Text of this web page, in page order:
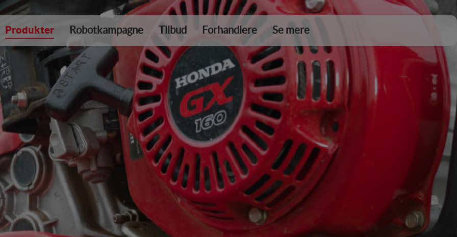
Produkter Robotkampagne Tilbud Forhandlere Se mere
DKK 0,00
Tøm kurv